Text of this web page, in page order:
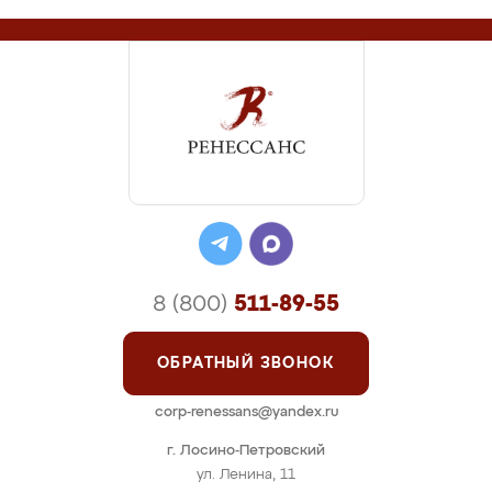
г. Лосино-Петровский
ул. Ленина, 11
8 (800) 511-89-55
ОБРАТНЫЙ ЗВОНОК
corp-renessans@yandex.ru